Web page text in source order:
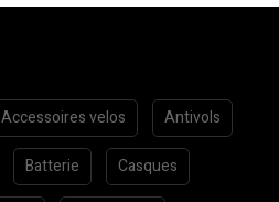
Accessoires velos Antivols
Batterie Casques